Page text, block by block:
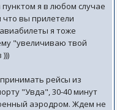
я в любом случае
что вы прилетели
я тоже
"увеличиваю твой
рейсы из
"Увда", 30-40 минут
аэродром. Ждем не